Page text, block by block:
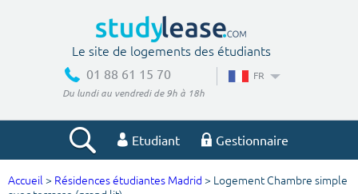
Le site de logements des étudiants
01 88 61 15 70
Du lundi au vendredi de 9h à 18h
FR
Etudiant Gestionnaire
Votre recherche
Accueil > Résidences étudiantes Madrid > Logement Chambre simple